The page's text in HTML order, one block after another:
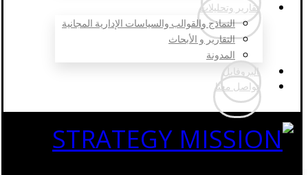
تقارير وتحليلات
النماذج والقوالب والسياسات الإدارية المجانية
التقارير و الأبحاث
المدونة
البروفايل
تواصل معنا